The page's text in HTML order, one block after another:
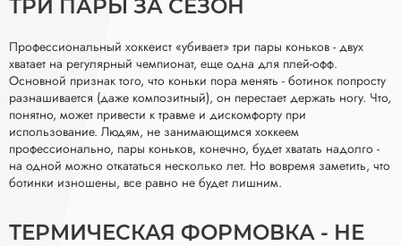
ТРИ ПАРЫ ЗА СЕЗОН
Профессиональный хоккеист «убивает» три пары коньков - двух
хватает на регулярный чемпионат, еще одна для плей-офф.
Основной признак того, что коньки пора менять - ботинок попросту
разнашивается (даже композитный), он перестает держать ногу. Что,
понятно, может привести к травме и дискомфорту при
использование. Людям, не занимающимся хоккеем
профессионально, пары коньков, конечно, будет хватать надолго -
на одной можно откататься несколько лет. Но вовремя заметить, что
ботинки изношены, все равно не будет лишним.
ТЕРМИЧЕСКАЯ ФОРМОВКА - НЕ